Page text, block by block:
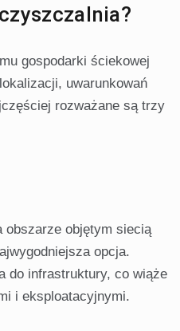
gospodarki ściekowej
uwarunkowań
rozważane są trzy
obszarze objętym siecią
opcja.
do infrastruktury, co wiąże
i eksploatacyjnymi.